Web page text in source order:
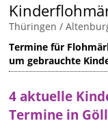
Thüringen /
Termine für
um gebrauchte
4 aktuelle
Termine in